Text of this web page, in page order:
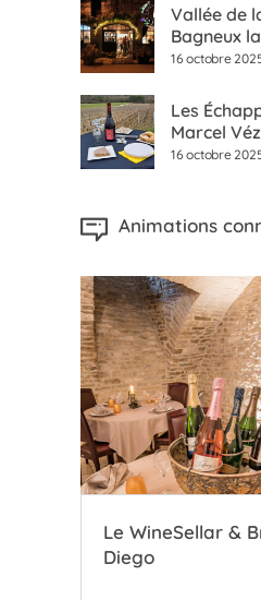
Vallée de
Bagneux
16 octobre
Les
Marcel
16 octobre
Animations
Le WineSellar &
Diego